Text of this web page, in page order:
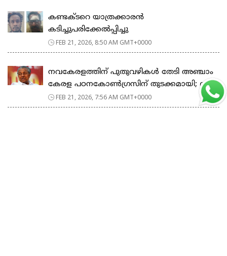
കണ്ടക്ടറെ യാത്രക്കാരൻ
കടിച്ചുപരിക്കേൽപ്പിച്ചു
FEB 21, 2026, 8:50 AM GMT+0000
നവകേരളത്തിന് പുതുവഴികൾ തേടി അഞ്ചാം
കേരള പഠനകോൺഗ്രസിന് തുടക്കമായി; മ...
FEB 21, 2026, 7:56 AM GMT+0000